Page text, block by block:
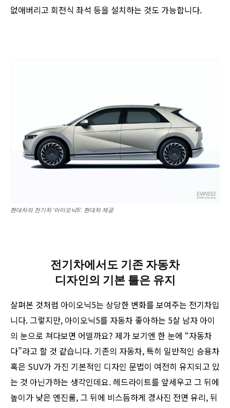
없애버리고 회전식 좌석 등을 설치하는 것도 가능합니다.
현대차의 전기차 ‘아이오닉5’. 현대차 제공
전기차에서도 기존 자동차
디자인의 기본 틀은 유지
살펴본 것처럼 아이오닉5는 상당한 변화를 보여주는 전기차입
니다. 그렇지만, 아이오닉5를 자동차 좋아하는 5살 남자 아이
의 눈으로 쳐다보면 어떨까요? 제가 보기엔 한 눈에 “자동차
다”라고 할 것 같습니다. 기존의 자동차, 특히 일반적인 승용차
혹은 SUV가 가진 기본적인 디자인 문법이 여전히 유지되고 있
는 것 아닌가하는 생각인데요. 헤드라이트를 앞세우고 그 뒤에
높이가 낮은 엔진룸, 그 뒤에 비스듬하게 경사진 전면 유리, 뒤